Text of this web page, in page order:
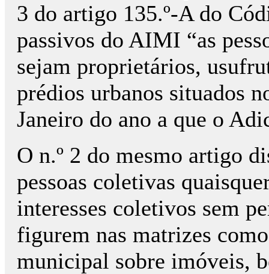
3 do artigo 135.º-A do
passivos do AIMI “as
sejam proprietários,
prédios urbanos situados
Janeiro do ano a que o
O n.º 2 do mesmo artigo
pessoas coletivas
interesses coletivos sem
figurem nas matrizes
municipal sobre imóveis,